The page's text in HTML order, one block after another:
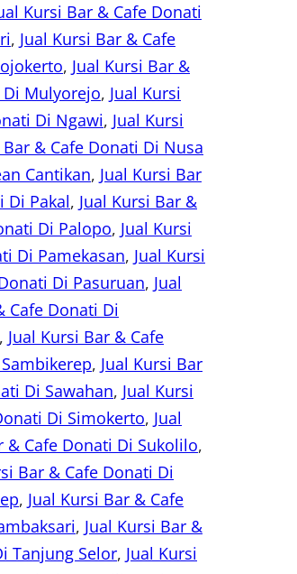
Kursi Bar & Cafe Donati
, Jual Kursi Bar & Cafe
, Jual Kursi Bar &
Di Mulyorejo, Jual Kursi
Di Ngawi, Jual Kursi
Bar & Cafe Donati Di Nusa
Cantikan, Jual Kursi Bar
Di Pakal, Jual Kursi Bar &
Di Palopo, Jual Kursi
Di Pamekasan, Jual Kursi
Di Pasuruan, Jual
Cafe Donati Di
, Jual Kursi Bar & Cafe
, Jual Kursi Bar
Di Sawahan, Jual Kursi
Di Simokerto, Jual
& Cafe Donati Di Sukolilo
Bar & Cafe Donati Di
, Jual Kursi Bar & Cafe
, Jual Kursi Bar &
Tanjung Selor, Jual Kursi